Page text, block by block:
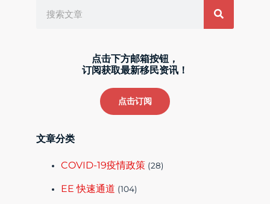
点击下方邮箱按钮，
订阅获取最新移民资讯！
点击订阅
文章分类
COVID-19疫情政策 (28)
EE 快速通道 (104)